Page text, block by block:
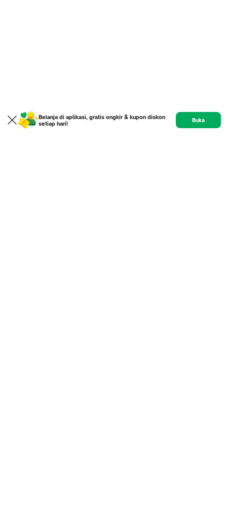
Belanja di aplikasi, gratis ongkir & kupon diskon
setiap hari!
Buka